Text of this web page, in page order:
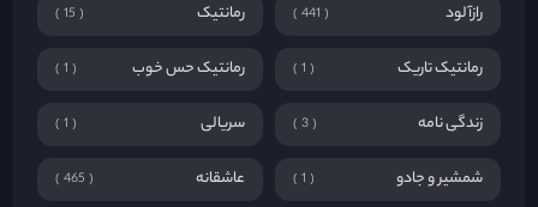
رازآلود 441 رمانتیک 15
رمانتیک تاریک 1 رمانتیک حس خوب 1
زندگی نامه 3 سریالی 1
شمشیر و جادو 1 عاشقانه 465